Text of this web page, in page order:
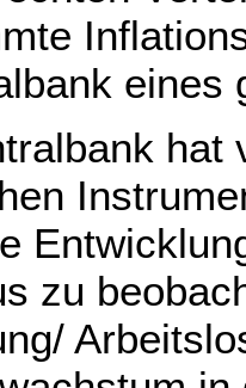
eines
hat
zu